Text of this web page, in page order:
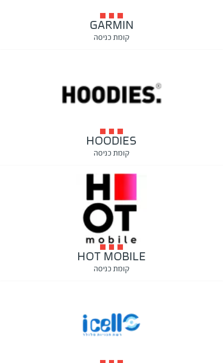
GARMIN
קומת כניסה
HOODIES
קומת כניסה
HOT MOBILE
קומת כניסה